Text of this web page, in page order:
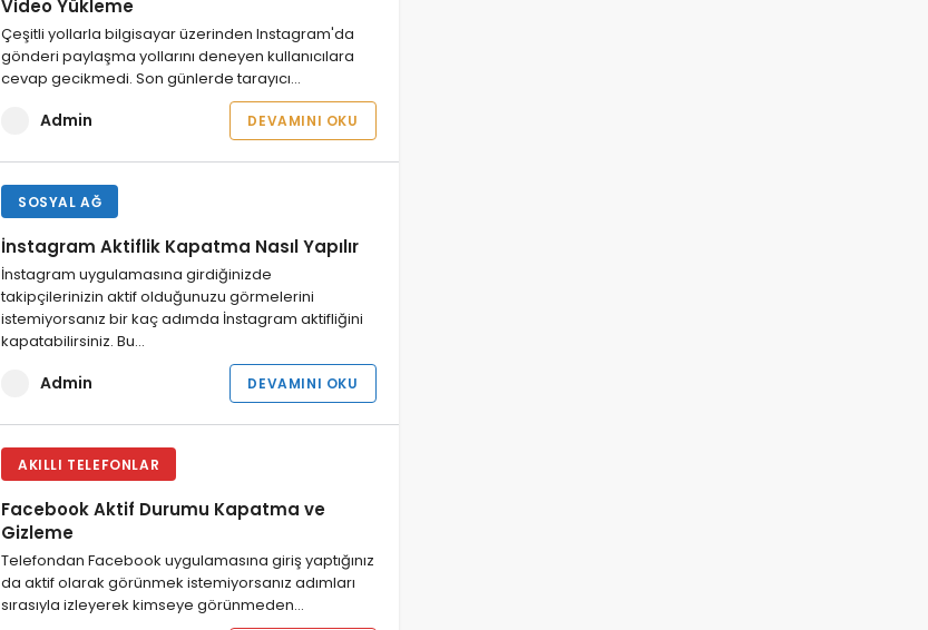
Video Yükleme
Çeşitli yollarla bilgisayar üzerinden Instagram'da
gönderi paylaşma yollarını deneyen kullanıcılara
cevap gecikmedi. Son günlerde tarayıcı…
Admin DEVAMINI OKU
SOSYAL AĞ
İnstagram Aktiflik Kapatma Nasıl Yapılır
İnstagram uygulamasına girdiğinizde
takipçilerinizin aktif olduğunuzu görmelerini
istemiyorsanız bir kaç adımda İnstagram aktifliğini
kapatabilirsiniz. Bu…
Admin DEVAMINI OKU
AKILLI TELEFONLAR
Facebook Aktif Durumu Kapatma ve
Gizleme
Telefondan Facebook uygulamasına giriş yaptığınız
da aktif olarak görünmek istemiyorsanız adımları
sırasıyla izleyerek kimseye görünmeden…